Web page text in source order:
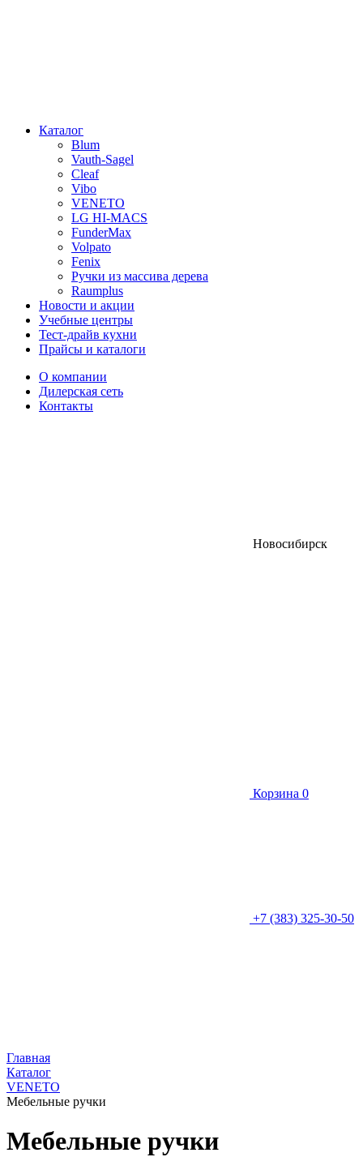
Каталог
Blum
Vauth-Sagel
Cleaf
Vibo
VENETO
LG HI-MACS
FunderMax
Volpato
Fenix
Ручки из массива дерева
Raumplus
Новости и акции
Учебные центры
Тест-драйв кухни
Прайсы и каталоги
О компании
Дилерская сеть
Контакты
Новосибирск
Корзина 0
+7 (383) 325-30-50
Главная
Каталог
VENETO
Мебельные ручки
Мебельные ручки